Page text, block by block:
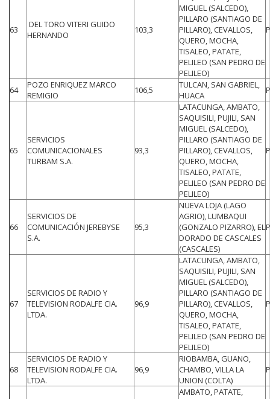
63
DEL TORO VITERI GUIDO
HERNANDO
103,3
MIGUEL (SALCEDO),
PILLARO (SANTIAGO DE
PILLARO), CEVALLOS,
QUERO, MOCHA,
TISALEO, PATATE,
PELILEO (SAN PEDRO DE
PELILEO)
64
POZO ENRIQUEZ MARCO
REMIGIO
106,5
TULCAN, SAN GABRIEL,
HUACA
65
SERVICIOS
COMUNICACIONALES
TURBAM S.A.
93,3
LATACUNGA, AMBATO,
SAQUISILI, PUJILI, SAN
MIGUEL (SALCEDO),
PILLARO (SANTIAGO DE
PILLARO), CEVALLOS,
QUERO, MOCHA,
TISALEO, PATATE,
PELILEO (SAN PEDRO DE
PELILEO)
66
SERVICIOS DE
COMUNICACIÓN JEREBYSE
S.A.
95,3
NUEVA LOJA (LAGO
AGRIO), LUMBAQUI
(GONZALO PIZARRO), EL
DORADO DE CASCALES
(CASCALES)
67
SERVICIOS DE RADIO Y
TELEVISION RODALFE CIA.
LTDA.
96,9
LATACUNGA, AMBATO,
SAQUISILI, PUJILI, SAN
MIGUEL (SALCEDO),
PILLARO (SANTIAGO DE
PILLARO), CEVALLOS,
QUERO, MOCHA,
TISALEO, PATATE,
PELILEO (SAN PEDRO DE
PELILEO)
68
SERVICIOS DE RADIO Y
TELEVISION RODALFE CIA.
LTDA.
96,9
RIOBAMBA, GUANO,
CHAMBO, VILLA LA
UNION (COLTA)
AMBATO, PATATE,